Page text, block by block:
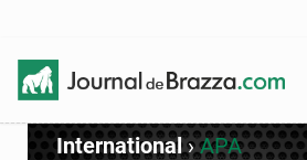
International›APA